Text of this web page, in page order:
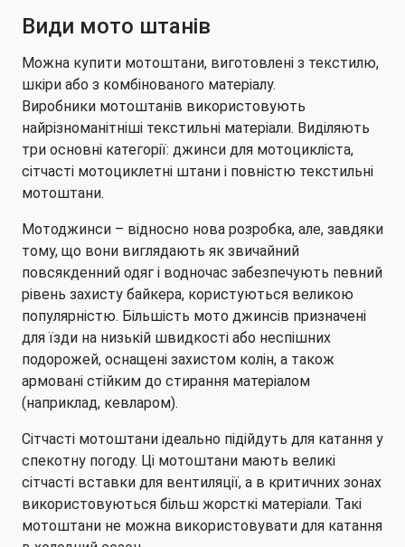
Види мото штанів
Можна купити мотоштани, виготовлені з текстилю,
шкіри або з комбінованого матеріалу.
Виробники мотоштанів використовують
найрізноманітніші текстильні матеріали. Виділяють
три основні категорії: джинси для мотоцикліста,
сітчасті мотоциклетні штани і повністю текстильні
мотоштани.
Мотоджинси – відносно нова розробка, але, завдяки
тому, що вони виглядають як звичайний
повсякденний одяг і водночас забезпечують певний
рівень захисту байкера, користуються великою
популярністю. Більшість мото джинсів призначені
для їзди на низькій швидкості або неспішних
подорожей, оснащені захистом колін, а також
армовані стійким до стирання матеріалом
(наприклад, кевларом).
Сітчасті мотоштани ідеально підійдуть для катання у
спекотну погоду. Ці мотоштани мають великі
сітчасті вставки для вентиляції, а в критичних зонах
використовуються більш жорсткі матеріали. Такі
мотоштани не можна використовувати для катання